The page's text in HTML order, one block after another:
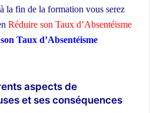
la fin de la formation vous serez
Réduire son Taux d’Absentéisme
Taux d’Absentéisme
aspects de
et ses conséquences